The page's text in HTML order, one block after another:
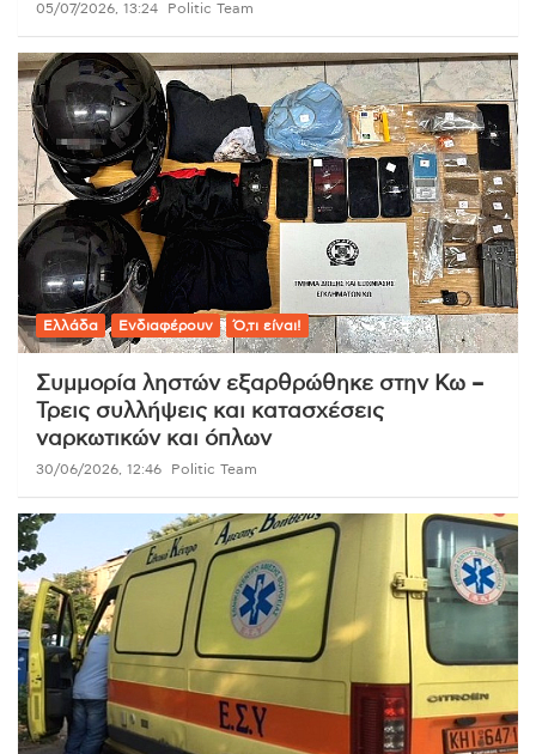
05/07/2026, 13:24 Politic Team
Ελλάδα Ενδιαφέρουν Ό,τι είναι!
Συμμορία ληστών εξαρθρώθηκε στην Κω –
Τρεις συλλήψεις και κατασχέσεις
ναρκωτικών και όπλων
30/06/2026, 12:46 Politic Team